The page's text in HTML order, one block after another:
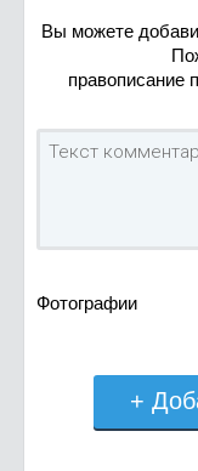
Вы можете
правописание
Фотографии
+